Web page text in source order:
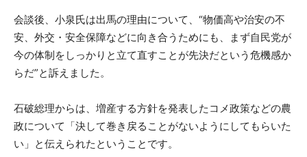
会談後、小泉氏は出馬の理由について、“物価高や治安の不
安、外交・安全保障などに向き合うためにも、まず自民党が
今の体制をしっかりと立て直すことが先決だという危機感か
らだ”と訴えました。
石破総理からは、増産する方針を発表したコメ政策などの農
政について「決して巻き戻ることがないようにしてもらいた
い」と伝えられたということです。